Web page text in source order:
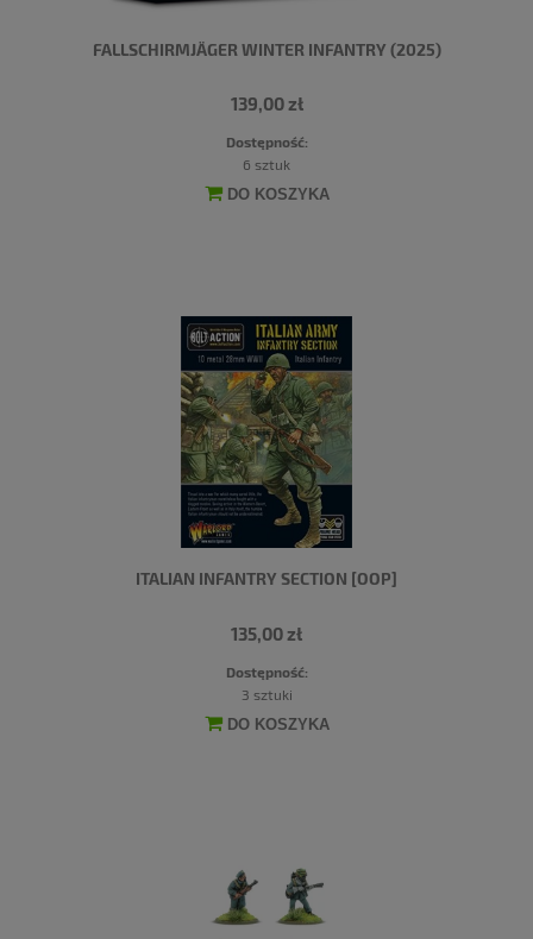
FALLSCHIRMJÄGER WINTER INFANTRY (2025)
139,00 zł
Dostępność:
6 sztuk
DO KOSZYKA
ITALIAN INFANTRY SECTION [OOP]
135,00 zł
Dostępność:
3 sztuki
DO KOSZYKA